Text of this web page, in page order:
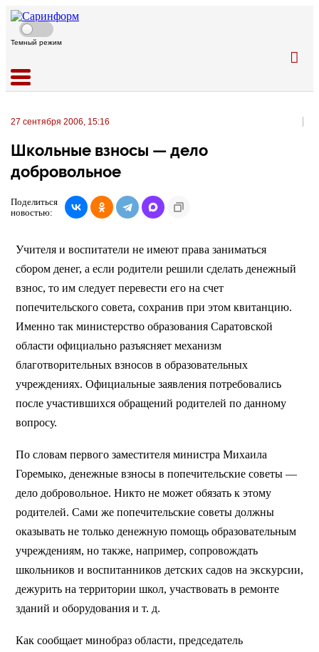
Темный режим
27 сентября 2006, 15:16
Школьные взносы — дело
добровольное
Поделиться
новостью:
Учителя и воспитатели не имеют права заниматься
сбором денег, а если родители решили сделать денежный
взнос, то им следует перевести его на счет
попечительского совета, сохранив при этом квитанцию.
Именно так министерство образования Саратовской
области официально разъясняет механизм
благотворительных взносов в образовательных
учреждениях. Официальные заявления потребовались
после участившихся обращений родителей по данному
вопросу.
По словам первого заместителя министра Михаила
Горемыко, денежные взносы в попечительские советы —
дело добровольное. Никто не может обязать к этому
родителей. Сами же попечительские советы должны
оказывать не только денежную помощь образовательным
учреждениям, но также, например, сопровождать
школьников и воспитанников детских садов на экскурсии,
дежурить на территории школ, участвовать в ремонте
зданий и оборудования и т. д.
Как сообщает минобраз области, председатель